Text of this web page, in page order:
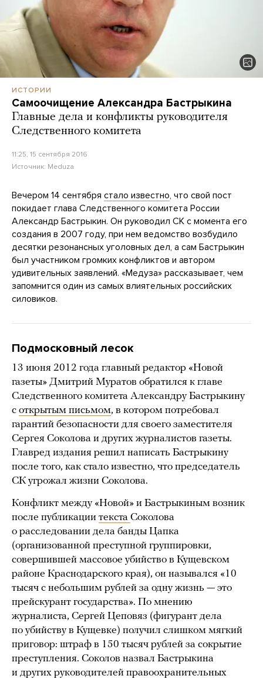
ИСТОРИИ
Самоочищение Александра Бастрыкина
Главные дела и конфликты руководителя
Следственного комитета
11:25, 15 сентября 2016
Источник: Meduza
Вечером 14 сентября стало известно, что свой пост
покидает глава Следственного комитета России
Александр Бастрыкин. Он руководил СК с момента его
создания в 2007 году, при нем ведомство возбудило
десятки резонансных уголовных дел, а сам Бастрыкин
был участником громких конфликтов и автором
удивительных заявлений. «Медуза» рассказывает, чем
запомнится один из самых влиятельных российских
силовиков.
Подмосковный лесок
13 июня 2012 года главный редактор «Новой
газеты» Дмитрий Муратов обратился к главе
Следственного комитета Александру Бастрыкину
с открытым письмом, в котором потребовал
гарантий безопасности для своего заместителя
Сергея Соколова и других журналистов газеты.
Главред издания решил написать Бастрыкину
после того, как стало известно, что председатель
СК угрожал жизни Соколова.
Конфликт между «Новой» и Бастрыкиным возник
после публикации текста Соколова
о расследовании дела банды Цапка
(организованной преступной группировки,
совершившей массовое убийство в Кущевском
районе Краснодарского края), он назывался «10
тысяч с небольшим рублей за одну жизнь — это
прейскурант государства». По мнению
журналиста, Сергей Цеповяз (фигурант дела
по убийству в Кущевке) получил слишком мягкий
приговор: штраф в 150 тысяч рублей за сокрытие
преступления. Соколов назвал Бастрыкина
и других руководителей правоохранительных